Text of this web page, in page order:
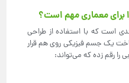
معماری مهم است؟
است که با استفاده از طراحی
ساخت یک جسم فیزیکی روی هم قرار
را رقم زده که می‌تواند: